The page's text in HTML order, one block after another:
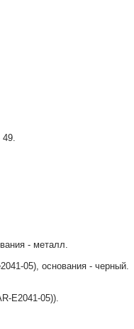
49.
- металл.
05), основания - черный.
E2041-05)).